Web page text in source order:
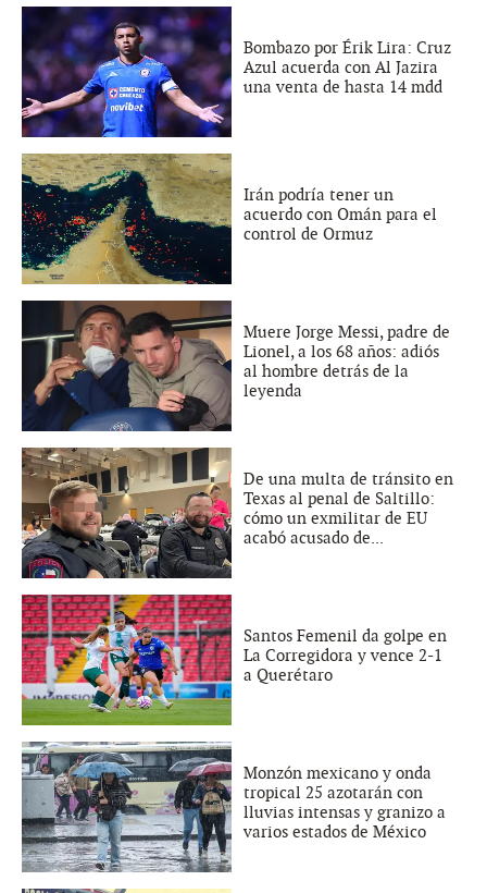
Bombazo por Érik Lira: Cruz
Azul acuerda con Al Jazira
una venta de hasta 14 mdd
Irán podría tener un
acuerdo con Omán para el
control de Ormuz
Muere Jorge Messi, padre de
Lionel, a los 68 años: adiós
al hombre detrás de la
leyenda
De una multa de tránsito en
Texas al penal de Saltillo:
cómo un exmilitar de EU
acabó acusado de...
Santos Femenil da golpe en
La Corregidora y vence 2-1
a Querétaro
Monzón mexicano y onda
tropical 25 azotarán con
lluvias intensas y granizo a
varios estados de México